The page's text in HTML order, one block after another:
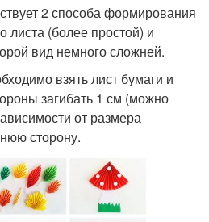
2 способа формирования
листа (более простой) и
вид немного сложней.
взять лист бумаги и
загибать 1 см (можно
от размера
сторону.